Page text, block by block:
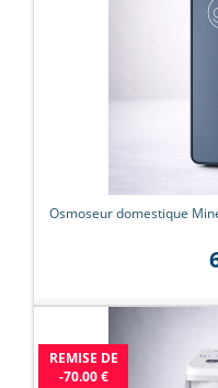
Osmoseur domestique
REMISE DE
-70.00 €